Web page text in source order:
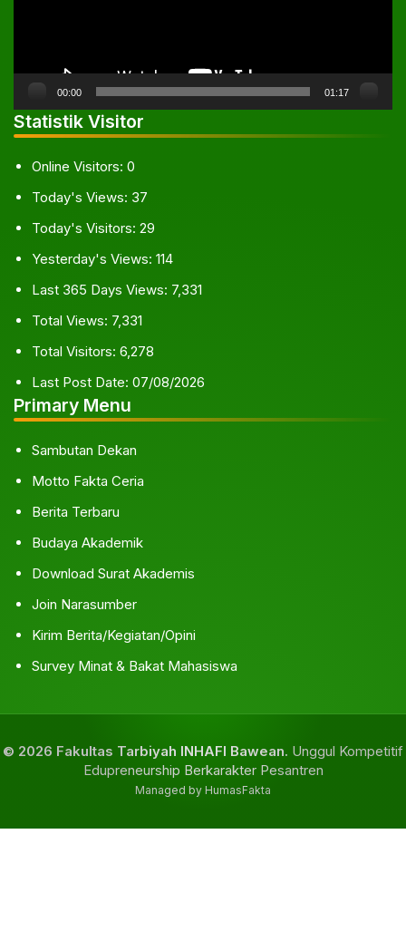
00:00 01:17
Statistik Visitor
Online Visitors: 0
Today's Views: 37
Today's Visitors: 29
Yesterday's Views: 114
Last 365 Days Views: 7,331
Total Views: 7,331
Total Visitors: 6,278
Last Post Date: 07/08/2026
Primary Menu
Sambutan Dekan
Motto Fakta Ceria
Berita Terbaru
Budaya Akademik
Download Surat Akademis
Join Narasumber
Kirim Berita/Kegiatan/Opini
Survey Minat & Bakat Mahasiswa
© 2026 Fakultas Tarbiyah INHAFI Bawean. Unggul Kompetitif
Edupreneurship Berkarakter Pesantren
Managed by HumasFakta